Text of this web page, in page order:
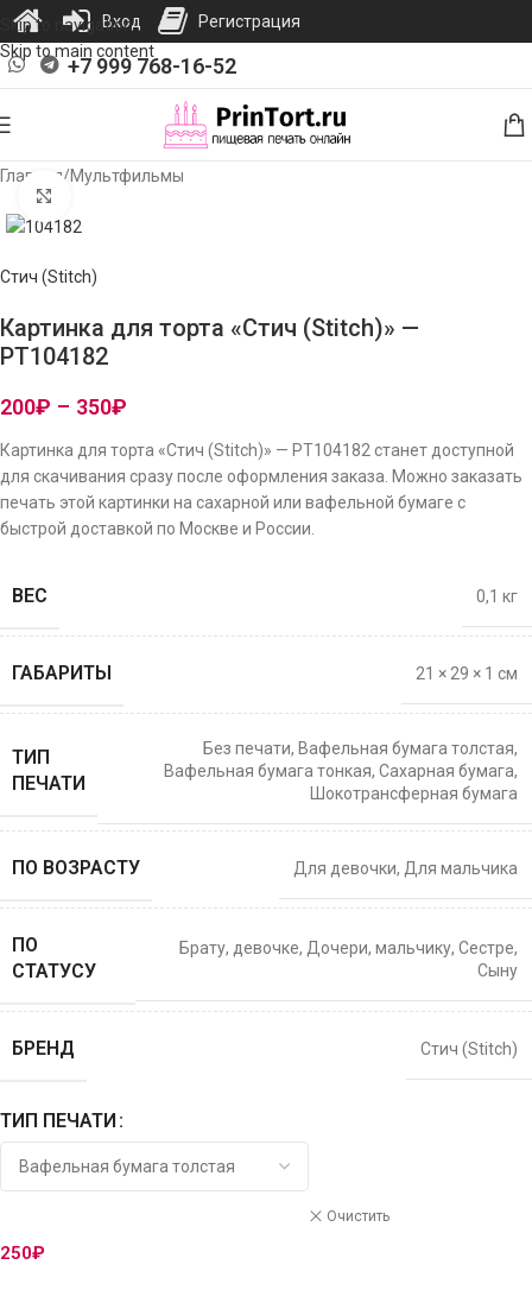
Skip to navigation
Skip to main content
+7 999 768-16-52
Главная/Мультфильмы
Стич (Stitch)
Картинка для торта «Стич (Stitch)» —
PT104182
200₽ – 350₽
Картинка для торта «Стич (Stitch)» — PT104182 станет доступной
для скачивания сразу после оформления заказа. Можно заказать
печать этой картинки на сахарной или вафельной бумаге с
быстрой доставкой по Москве и России.
ВЕС 0,1 кг
ГАБАРИТЫ 21 × 29 × 1 см
ТИП
ПЕЧАТИ
Без печати, Вафельная бумага толстая,
Вафельная бумага тонкая, Сахарная бумага,
Шокотрансферная бумага
ПО ВОЗРАСТУ Для девочки, Для мальчика
ПО
СТАТУСУ
Брату, девочке, Дочери, мальчику, Сестре,
Сыну
БРЕНД Стич (Stitch)
ТИП ПЕЧАТИ
Очистить
250₽
Вход Регистрация